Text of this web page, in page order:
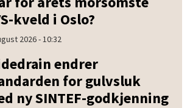
kveld i Oslo?
2026 - 10:32
endrer
for gulvsluk
ny SINTEF-godkjenning